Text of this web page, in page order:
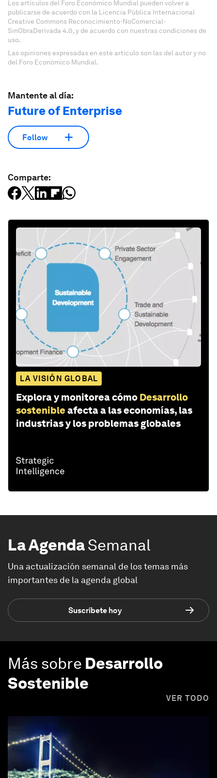
Los artículos del Foro Económico Mundial pueden volver a
publicarse de acuerdo con la Licencia Pública Internacional
Creative Commons Reconocimiento-NoComercial-
SinObraDerivada 4.0, y de acuerdo con nuestras condiciones de
uso.
Las opiniones expresadas en este artículo son las del autor y no
del Foro Económico Mundial.
Mantente al día:
Future of Enterprise
Follow
Comparte:
LA VISIÓN GLOBAL
Explora y monitorea cómo Desarrollo
sostenible afecta a las economías, las
industrias y los problemas globales
La AgendaSemanal
Una actualización semanal de los temas más
importantes de la agenda global
Suscríbete hoy
Más sobre Desarrollo
Sostenible
VER TODO